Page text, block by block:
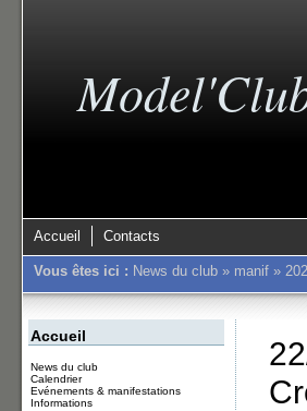
Accueil Contacts
Vous êtes ici : News du club» manif»
Accueil
News du club
Calendrier
Evénements & manifestations
Informations